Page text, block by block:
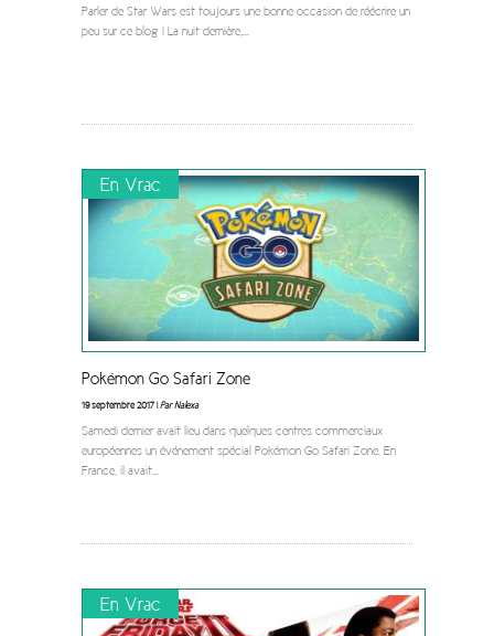
Parler de Star Wars est toujours une bonne occasion de réécrire un
peu sur ce blog ! La nuit dernière,...
En Vrac
Pokémon Go Safari Zone
19 septembre 2017 |Par Nalexa
Samedi dernier avait lieu dans quelques centres commerciaux
européennes un événement spécial Pokémon Go Safari Zone. En
France, il avait...
En Vrac